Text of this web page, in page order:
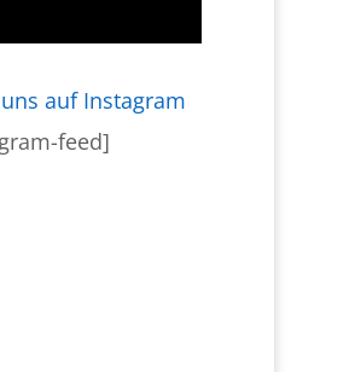
auf Instagram
feed]